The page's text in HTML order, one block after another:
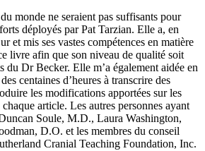
monde ne seraient pas suffisants pour
déployés par Pat Tarzian. Elle a, en
et mis ses vastes compétences en matière
livre afin que son niveau de qualité soit
du Dr Becker. Elle m’a également aidée en
centaines d’heures à transcrire des
les modifications apportées sur les
article. Les autres personnes ayant
Soule, M.D., Laura Washington,
D.O. et les membres du conseil
Cranial Teaching Foundation, Inc.